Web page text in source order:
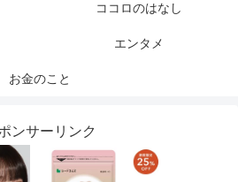
ココロのはなし
エンタメ
お金のこと
ンサーリンク